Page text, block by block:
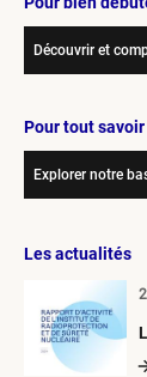
Découvrir et
Pour tout savoir
Explorer notre
Les actualités